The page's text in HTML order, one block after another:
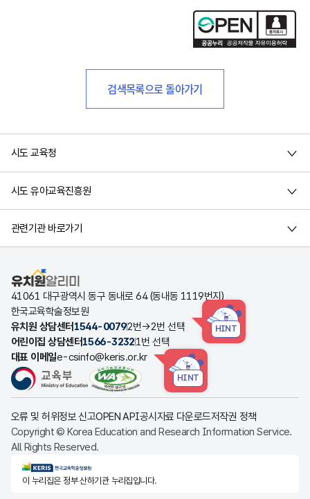
검색목록으로 돌아가기
시도 교육청
시도 유아교육진흥원
관련기관 바로가기
유치원알리미
41061 대구광역시 동구 동내로 64 (동내동 1119번지)
한국교육학술정보원
유치원 상담센터 1544-00792번→2번 선택 HINT
어린이집 상담센터1566-32321번 선택
대표 이메일e-csinfo@keris.or.kr
HINT
오류 및 허위정보 신고OPEN API공시자료 다운로드저작권 정책
Copyright © Korea Education and Research Information Service.
All Rights Reserved.
KERIS한국교육학술정보원
이 누리집은 정부 산하기관 누리집입니다.